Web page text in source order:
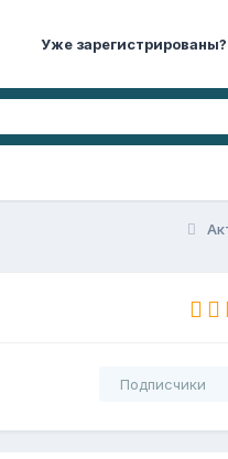
Уже
Подписчики